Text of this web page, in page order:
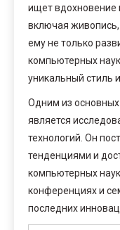
ищет вдохновение
включая живопись,
ему не только
компьютерных
уникальный стиль и
Одним из
является
технологий. Он
тенденциями и
компьютерных
конференциях и
последних